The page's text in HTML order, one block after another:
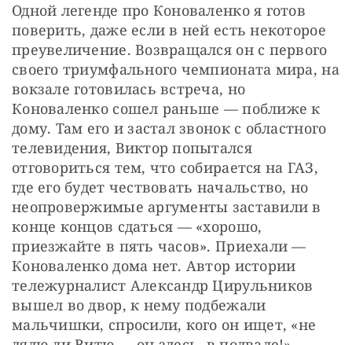
Одной легенде про Коноваленко я готов
поверить, даже если в ней есть некоторое
преувеличение. Возвращался он с первого
своего триумфального чемпионата мира, на
вокзале готовилась встреча, но
Коноваленко сошел раньше — поближе к
дому. Там его и застал звонок с областного
телевидения, Виктор попытался
отговориться тем, что собирается на ГАЗ,
где его будет чествовать начальство, но
неопровержимые аргументы заставили в
конце концов сдаться — «хорошо,
приезжайте в пять часов». Приехали —
Коноваленко дома нет. Автор истории
тележурналист Александр Цирульников
вышел во двор, к нему подбежали
мальчишки, спросили, кого он ищет, «не